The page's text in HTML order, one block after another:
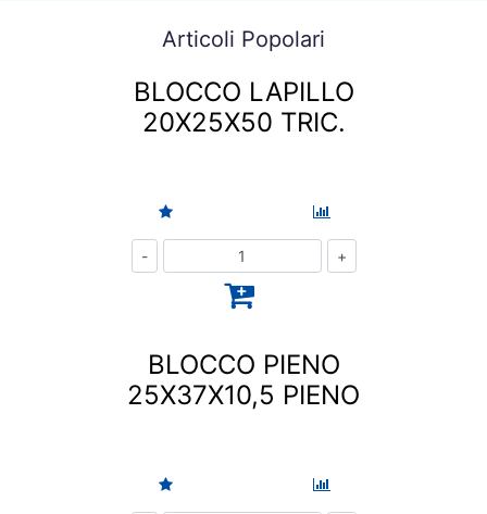
Articoli Popolari
BLOCCO LAPILLO
20X25X50 TRIC.
BLOCCO PIENO
25X37X10,5 PIENO